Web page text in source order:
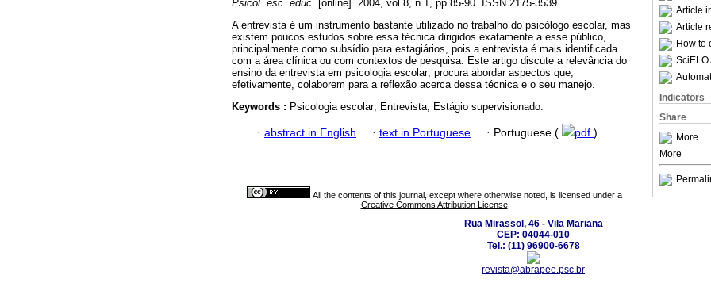
Article
Article
How to
SciELO
Indicators
Share
More
More
Psicol. esc. educ. [online]. 2004, vol.8, n.1, pp.85-90. ISSN 2175-3539.
A entrevista é um instrumento bastante utilizado no trabalho do psicólogo escolar, mas
existem poucos estudos sobre essa técnica dirigidos exatamente a esse público,
principalmente como subsídio para estagiários, pois a entrevista é mais identificada
com a área clínica ou com contextos de pesquisa. Este artigo discute a relevância do
ensino da entrevista em psicologia escolar; procura abordar aspectos que,
efetivamente, colaborem para a reflexão acerca dessa técnica e o seu manejo.
Keywords : Psicologia escolar; Entrevista; Estágio supervisionado.
· abstract in English · text in Portuguese · Portuguese ( pdf )
All the contents of this journal, except where otherwise noted, is licensed under a
Creative Commons Attribution License
Rua Mirassol, 46 - Vila Mariana
CEP: 04044-010
Tel.: (11) 96900-6678
revista@abrapee.psc.br